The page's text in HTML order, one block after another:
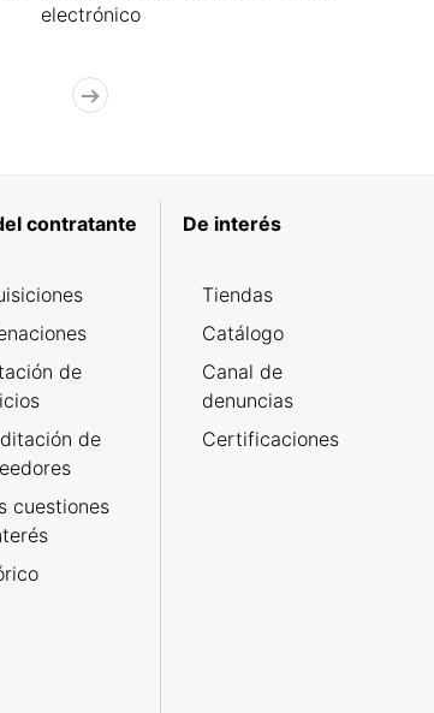
electrónico
contratante
de
de
cuestiones
De interés
Tiendas
Catálogo
Canal de
denuncias
Certificaciones